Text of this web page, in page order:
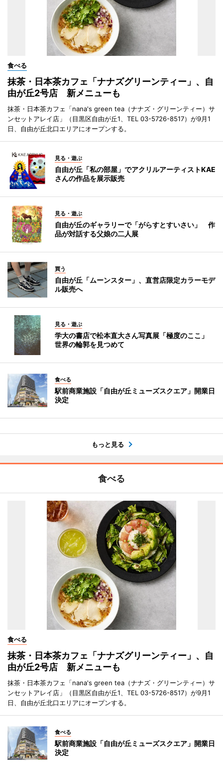
食べる
抹茶・日本茶カフェ「ナナズグリーンティー」、自
由が丘2号店 新メニューも
抹茶・日本茶カフェ「nana's green tea（ナナズ・グリーンティー）サ
ンセットアレイ店」（目黒区自由が丘1、TEL 03-5726-8517）が9月1
日、自由が丘北口エリアにオープンする。
見る・遊ぶ
自由が丘「私の部屋」でアクリルアーティストKAE
さんの作品を展示販売
見る・遊ぶ
自由が丘のギャラリーで「がらすとすいさい」 作
品が対話する父娘の二人展
買う
自由が丘「ムーンスター」、直営店限定カラーモデ
ル販売へ
見る・遊ぶ
学大の書店で松本直大さん写真展「極度のここ」
世界の輪郭を見つめて
食べる
駅前商業施設「自由が丘ミューズスクエア」開業日
決定
もっと見る
食べる
食べる
抹茶・日本茶カフェ「ナナズグリーンティー」、自
由が丘2号店 新メニューも
抹茶・日本茶カフェ「nana's green tea（ナナズ・グリーンティー）サ
ンセットアレイ店」（目黒区自由が丘1、TEL 03-5726-8517）が9月1
日、自由が丘北口エリアにオープンする。
食べる
駅前商業施設「自由が丘ミューズスクエア」開業日
決定